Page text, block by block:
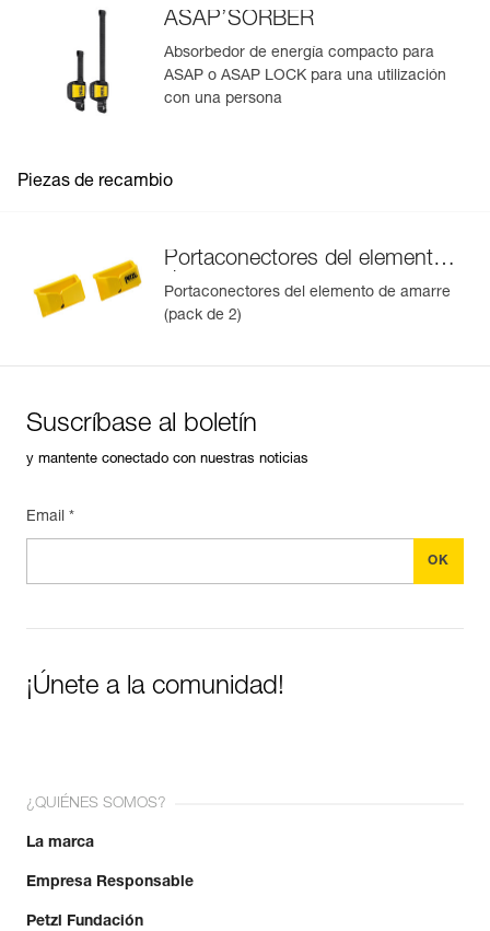
ASAP’SORBER
Absorbedor de energía compacto para
ASAP o ASAP LOCK para una utilización
con una persona
Piezas de recambio
Portaconectores del elemento
de amarre
Portaconectores del elemento de amarre
(pack de 2)
Suscríbase al boletín
y mantente conectado con nuestras noticias
Email *
¡Únete a la comunidad!
¿QUIÉNES SOMOS?
La marca
Empresa Responsable
Petzl Fundación